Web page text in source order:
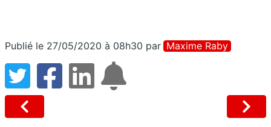
Publié le 27/05/2020 à 08h30 par Maxime Raby